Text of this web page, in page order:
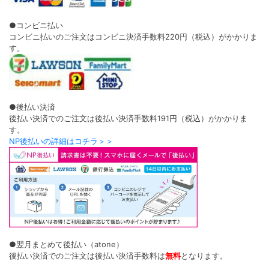
●コンビニ払い
コンビニ払いのご注文はコンビニ決済手数料220円（税込）がかかりま
す。
●後払い決済
後払い決済でのご注文は後払い決済手数料191円（税込）がかかりま
す。
NP後払いの詳細はコチラ＞＞
●翌月まとめて後払い（atone）
後払い決済でのご注文は後払い決済手数料は無料となります。